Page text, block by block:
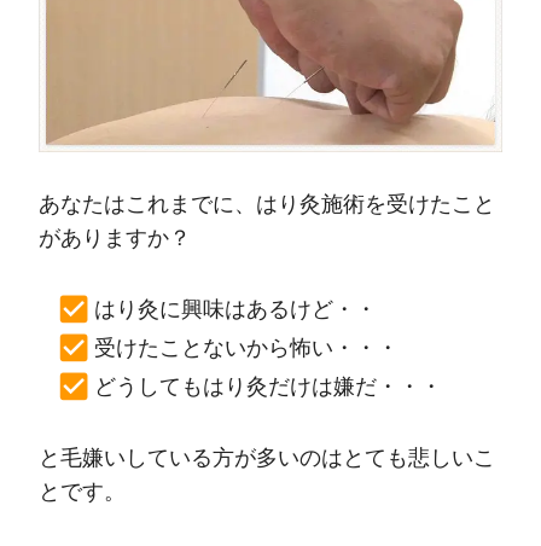
あなたはこれまでに、はり灸施術を受けたこと
がありますか？
はり灸に興味はあるけど・・
受けたことないから怖い・・・
どうしてもはり灸だけは嫌だ・・・
と毛嫌いしている方が多いのはとても悲しいこ
とです。